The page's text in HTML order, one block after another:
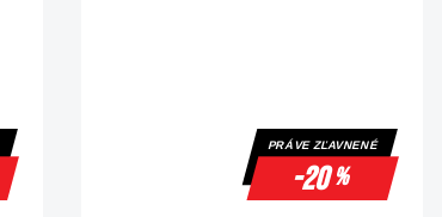
PRÁVE ZĽAVNENÉ
-20%